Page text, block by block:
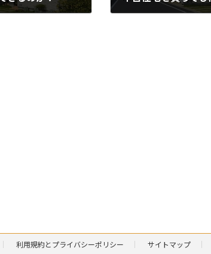
利用規約とプライバシーポリシー サイトマップ